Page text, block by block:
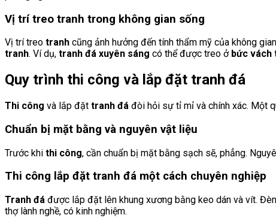
Vị trí treo tranh trong không gian sống
Vị trí treo tranh cũng ảnh hưởng đến tính thẩm mỹ của không
tranh. Ví dụ, tranh đá xuyên sáng có thể được treo ở bức vách
Quy trình thi công và lắp đặt tranh đá
Thi công và lắp đặt tranh đá đòi hỏi sự tỉ mỉ và chính xác. Một
Chuẩn bị mặt bằng và nguyên vật liệu
Trước khi thi công, cần chuẩn bị mặt bằng sạch sẽ, phẳng.
Thi công lắp đặt tranh đá một cách chuyên nghiệp
Tranh đá được lắp đặt lên khung xương bằng keo dán và vít.
thợ lành nghề, có kinh nghiệm.